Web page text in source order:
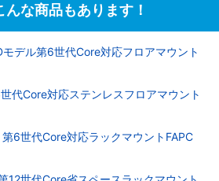
な商品もあります！
デル第6世代Core対応フロアマウント
代Core対応ステンレスフロアマウント
6世代Core対応ラックマウントFAPC